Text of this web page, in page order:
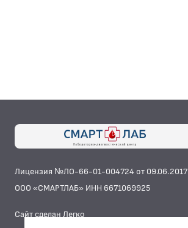
Лицензия №ЛО-66-01-004724 от 09.06.2017
ООО «СМАРТЛАБ» ИНН 6671069925
Сайт сделан Легко